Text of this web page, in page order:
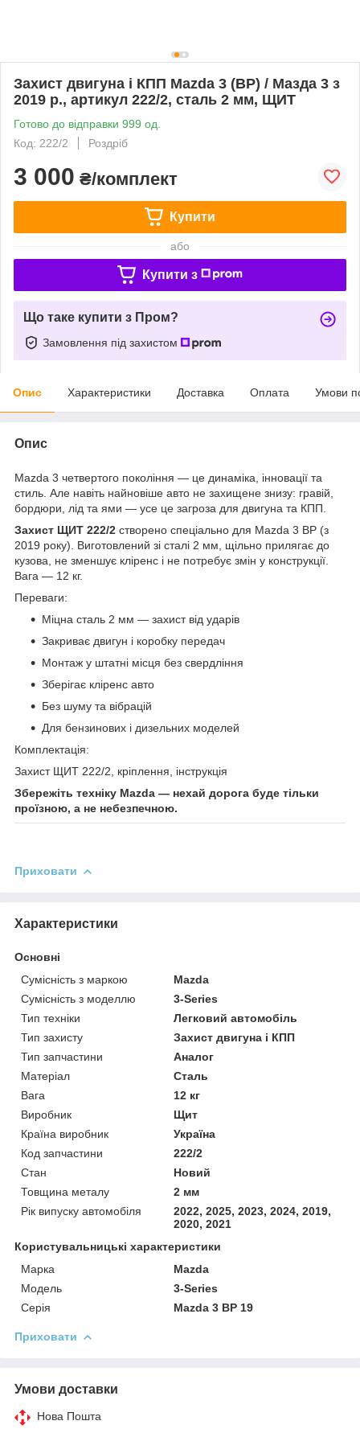
Захист двигуна і КПП Mazda 3 (BP) / Мазда 3 з
2019 р., артикул 222/2, сталь 2 мм, ЩИТ
Готово до відправки 999 од.
Код: 222/2
Роздріб
3 000 ₴/комплект
Купити
або
Купити з
Що таке купити з Пром?
Замовлення під захистом
Опис Характеристики Доставка Оплата Умови
Опис
Mazda 3 четвертого покоління — це динаміка, інновації та
стиль. Але навіть найновіше авто не захищене знизу: гравій,
бордюри, лід та ями — усе це загроза для двигуна та КПП.
Захист ЩИТ 222/2 створено спеціально для Mazda 3 BP (з
2019 року). Виготовлений зі сталі 2 мм, щільно прилягає до
кузова, не зменшує кліренс і не потребує змін у конструкції.
Вага — 12 кг.
Переваги:
Міцна сталь 2 мм — захист від ударів
Закриває двигун і коробку передач
Монтаж у штатні місця без свердління
Зберігає кліренс авто
Без шуму та вібрацій
Для бензинових і дизельних моделей
Комплектація:
Захист ЩИТ 222/2, кріплення, інструкція
Збережіть техніку Mazda — нехай дорога буде тільки
проїзною, а не небезпечною.
Приховати
Характеристики
Основні
Сумісність з маркою
Mazda
Сумісність з моделлю
3-Series
Тип техніки
Легковий автомобіль
Тип захисту
Захист двигуна і КПП
Тип запчастини
Аналог
Матеріал
Сталь
Вага
12 кг
Виробник
Щит
Країна виробник
Україна
Код запчастини
222/2
Стан
Новий
Товщина металу
2 мм
Рік випуску автомобіля
2022, 2025, 2023, 2024, 2019,
2020, 2021
Користувальницькі характеристики
Марка
Mazda
Модель
3-Series
Серія
Mazda 3 BP 19
Приховати
Умови доставки
Нова Пошта